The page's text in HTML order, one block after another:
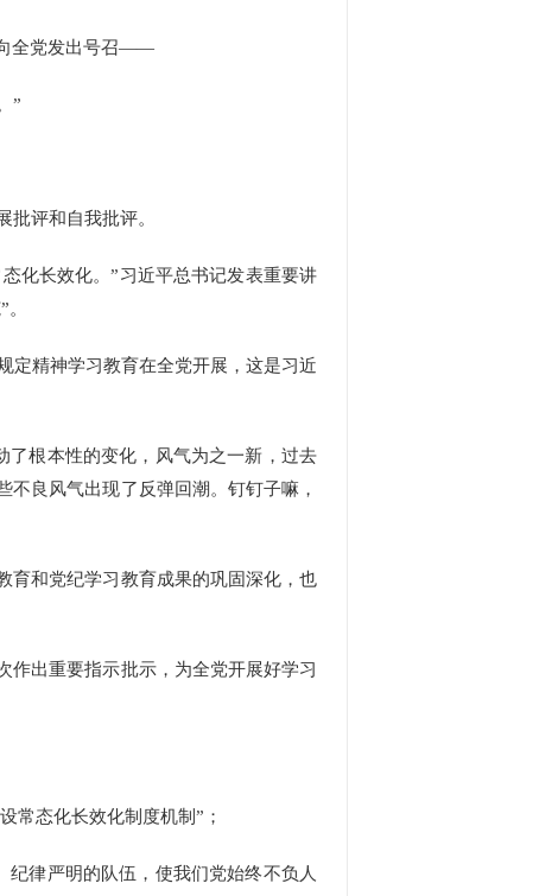
全党发出号召——
”
评和自我批评。
化长效化。”习近平总书记发表重要讲
精神学习教育在全党开展，这是习近
根本性的变化，风气为之一新，过去
良风气出现了反弹回潮。钉钉子嘛，
和党纪学习教育成果的巩固深化，也
出重要指示批示，为全党开展好学习
态化长效化制度机制”；
律严明的队伍，使我们党始终不负人